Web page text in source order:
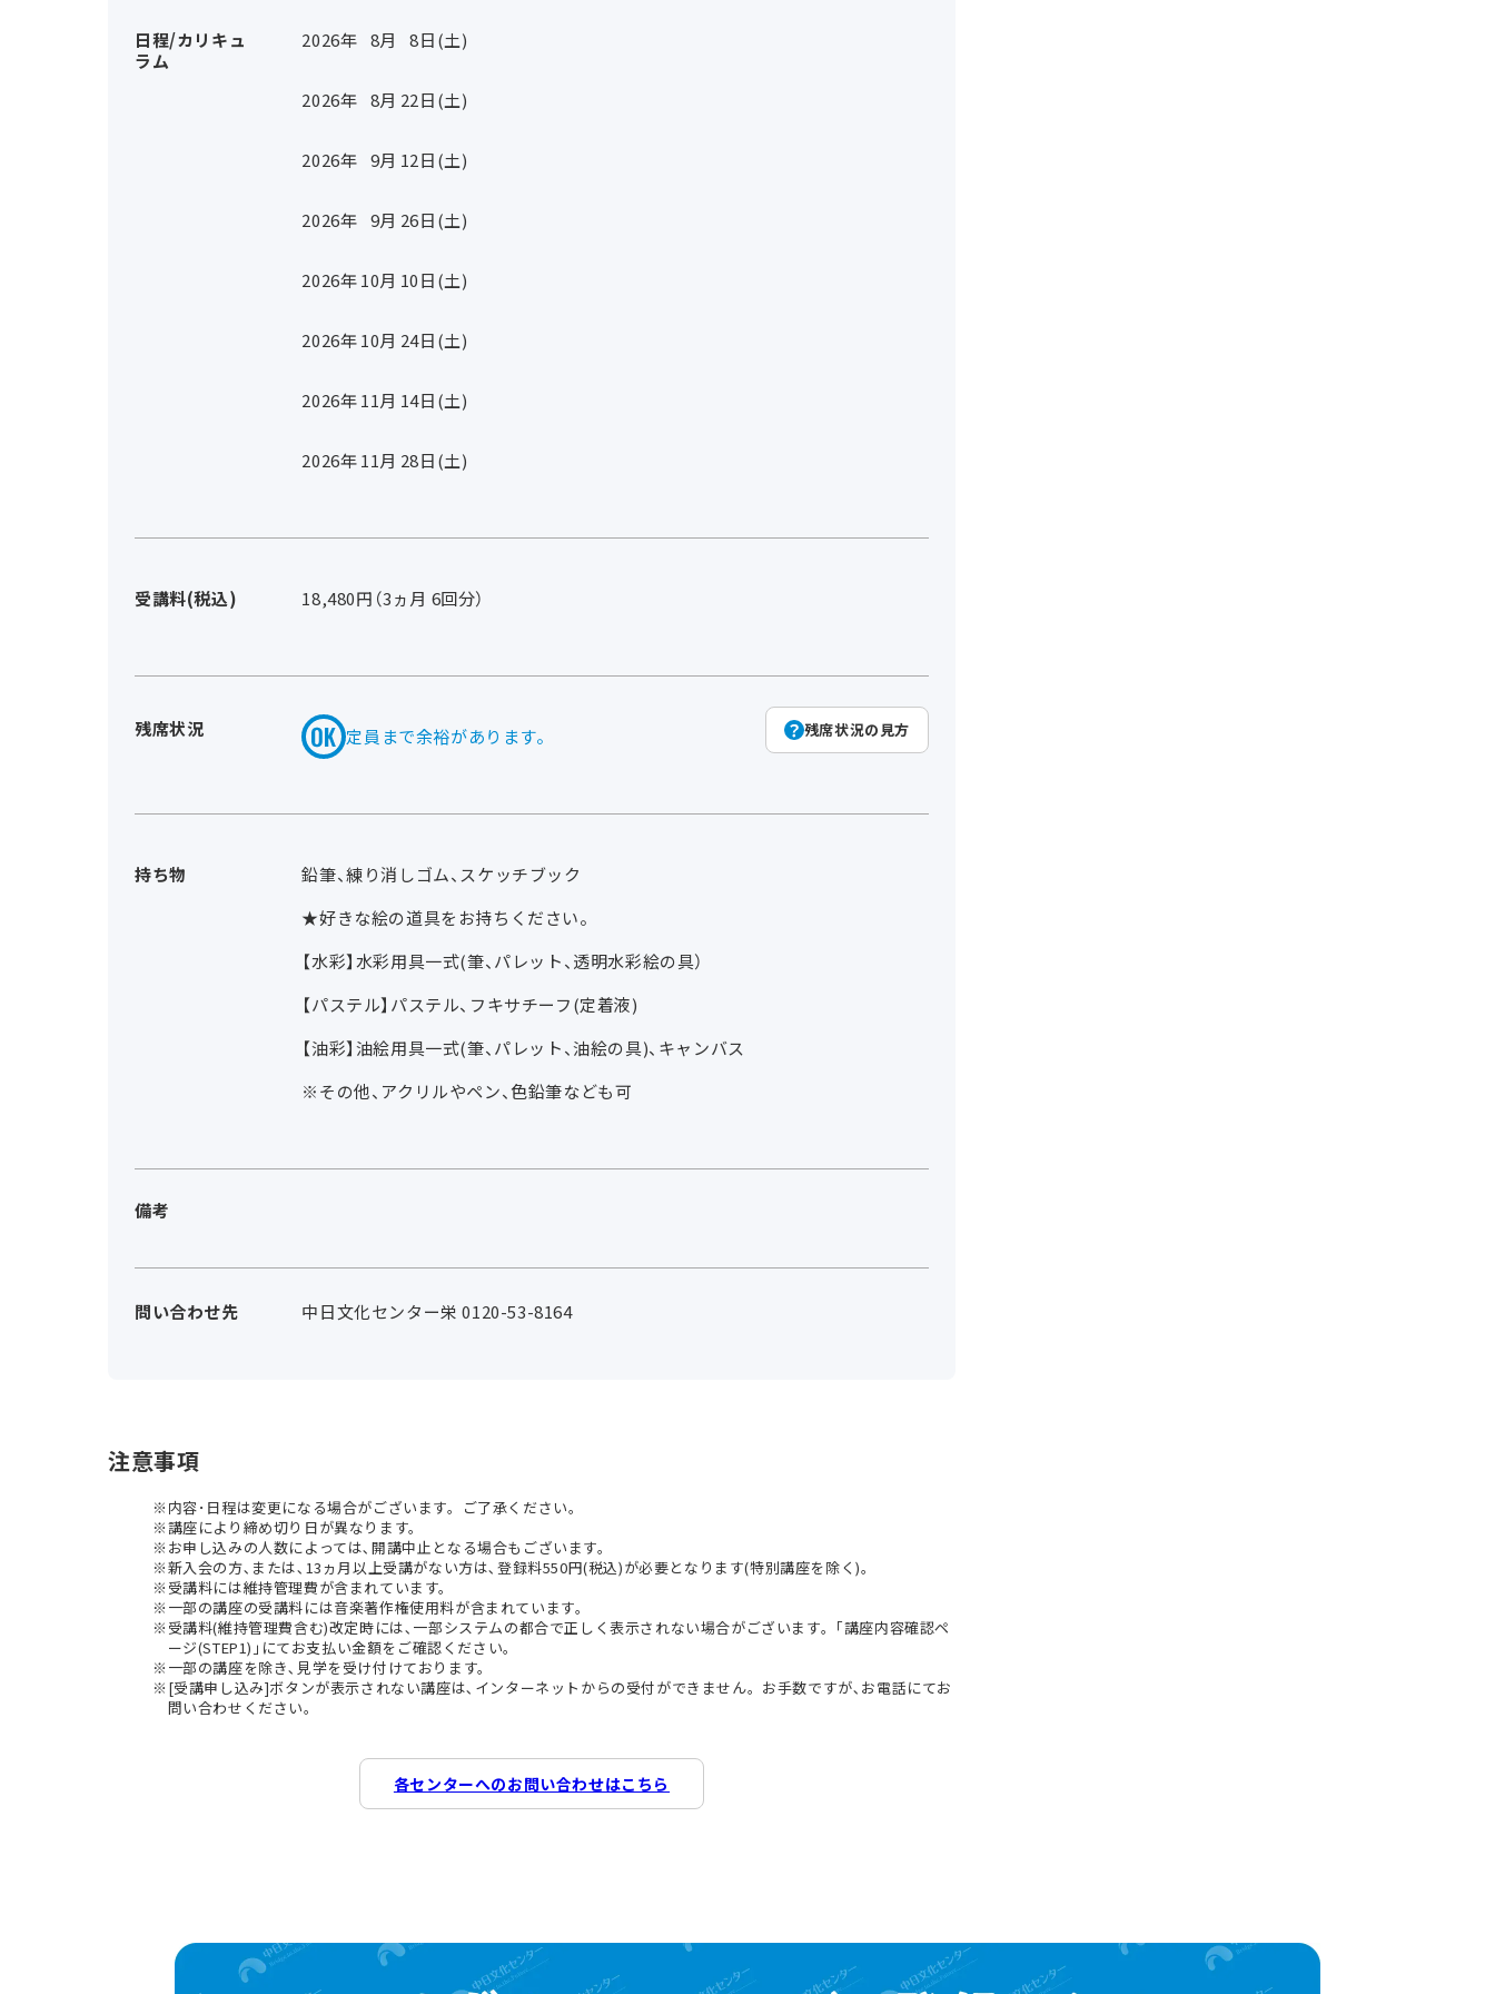
日程/カリキュ
ラム
2026年 8月 8日(土)
2026年 8月 22日(土)
2026年 9月 12日(土)
2026年 9月 26日(土)
2026年10月 10日(土)
2026年10月 24日(土)
2026年11月 14日(土)
2026年11月 28日(土)
受講料(税込) 18,480円（3ヵ月 6回分）
残席状況 定員まで余裕があります。 残席状況の見方
持ち物
鉛筆、練り消しゴム、スケッチブック
★好きな絵の道具をお持ちください。
【水彩】水彩用具一式(筆、パレット、透明水彩絵の具）
【パステル】パステル、フキサチーフ(定着液)
【油彩】油絵用具一式(筆、パレット、油絵の具)、キャンバス
※その他、アクリルやペン、色鉛筆なども可
備考
問い合わせ先 中日文化センター栄 0120-53-8164
注意事項
内容･日程は変更になる場合がございます。ご了承ください。
講座により締め切り日が異なります。
お申し込みの人数によっては､開講中止となる場合もございます。
新入会の方､または､13ヵ月以上受講がない方は､登録料550円(税込)が必要となります(特別講座を除く)。
受講料には維持管理費が含まれています。
一部の講座の受講料には音楽著作権使用料が含まれています。
受講料(維持管理費含む)改定時には､一部システムの都合で正しく表示されない場合がございます。｢講座内容確認ペ
ージ(STEP1)｣にてお支払い金額をご確認ください。
一部の講座を除き､見学を受け付けております。
[受講申し込み]ボタンが表示されない講座は､インターネットからの受付ができません。お手数ですが､お電話にてお
問い合わせください。
各センターへのお問い合わせはこちら